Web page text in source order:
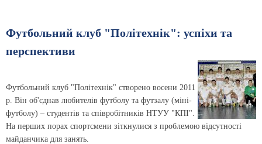
Футбольний клуб "Політехнік": успіхи та
перспективи
Футбольний клуб "Політехнік" створено восени 2011
р. Він об'єднав любителів футболу та футзалу (міні-
футболу) – студентів та співробітників НТУУ "КПІ".
На перших порах спортсмени зіткнулися з проблемою відсутності
майданчика для занять.